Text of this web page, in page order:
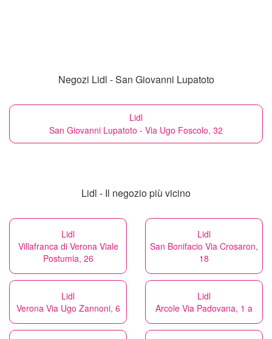
Negozi Lidl - San Giovanni Lupatoto
Lidl
San Giovanni Lupatoto - Via Ugo Foscolo, 32
Lidl - Il negozio più vicino
Lidl
Villafranca di Verona Viale
Postumia, 26
Lidl
San Bonifacio Via Crosaron,
18
Lidl
Verona Via Ugo Zannoni, 6
Lidl
Arcole Via Padovana, 1 a